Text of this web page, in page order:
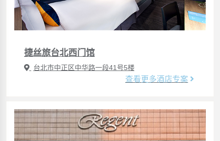
捷丝旅台北西门馆
台北市中正区中华路一段41号5楼
查看更多酒店专案